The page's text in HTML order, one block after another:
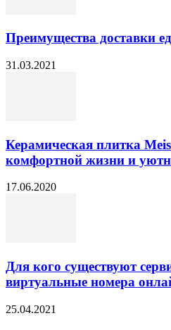
Преимущества доставки
31.03.2021
Керамическая плитка
комфортной жизни и
17.06.2020
Для кого существуют
виртуальные номера
25.04.2021